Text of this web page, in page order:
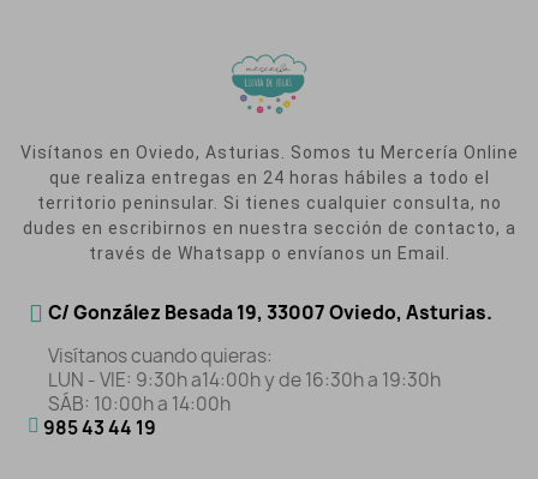
Visítanos en Oviedo, Asturias. Somos tu Mercería Online
que realiza entregas en 24 horas hábiles a todo el
territorio peninsular. Si tienes cualquier consulta, no
dudes en escribirnos en nuestra sección de contacto, a
través de Whatsapp o envíanos un Email.
C/ González Besada 19, 33007 Oviedo, Asturias.
Visítanos cuando quieras:
LUN - VIE: 9:30h a14:00h y de 16:30h a 19:30h
SÁB: 10:00h a 14:00h
985 43 44 19